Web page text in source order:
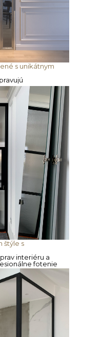
s unikátnym
interiéru a
fotenie
štýle s